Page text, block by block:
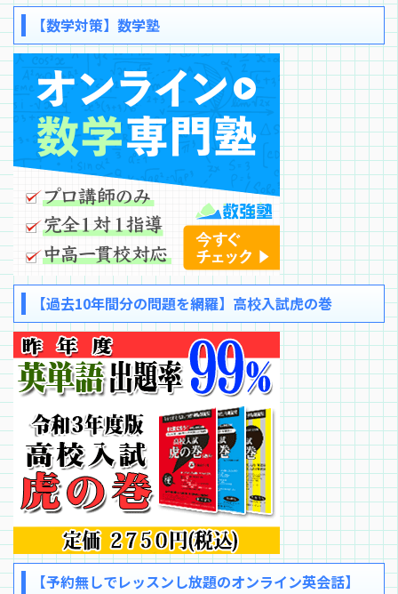
【数学対策】数学塾
【過去10年間分の問題を網羅】高校入試虎の巻
【予約無しでレッスンし放題のオンライン英会話】